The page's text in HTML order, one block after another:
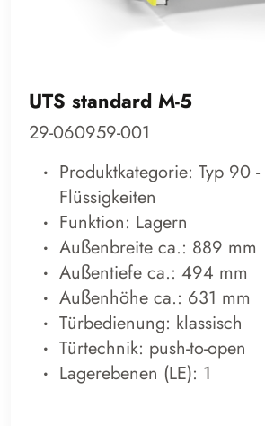
UTS standard M-5
29-060959-001
Produktkategorie: Typ 90
Flüssigkeiten
Funktion: Lagern
Außenbreite ca.: 889 mm
Außentiefe ca.: 494 mm
Außenhöhe ca.: 631 mm
Türbedienung: klassisch
Türtechnik: push-to-open
Lagerebenen (LE): 1